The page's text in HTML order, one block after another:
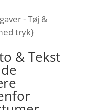
- Tøj &
tryk}
& Tekst